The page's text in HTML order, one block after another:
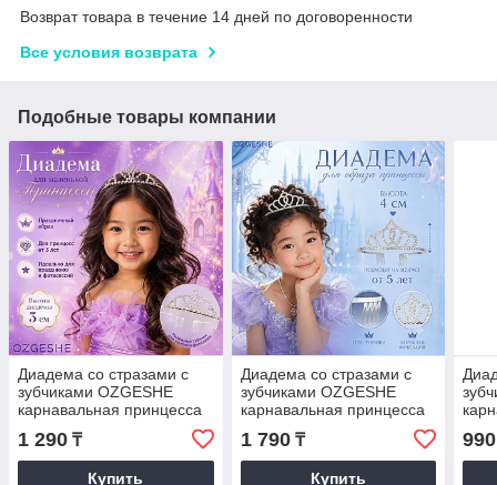
Возврат товара в течение 14 дней по договоренности
Все условия возврата
Подобные товары компании
Диадема со стразами с
зубчиками OZGESHE
карнавальная принцесса
1 290 ₸
Купить
Диадема со стразами с
зубчиками OZGESHE
карнавальная принцесса
1 790₸
Купить
990